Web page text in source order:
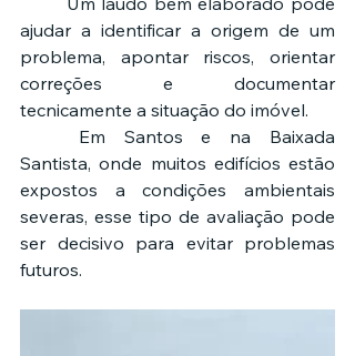
ajudar a identificar a origem de um
problema, apontar riscos, orientar
correções e documentar
tecnicamente a situação do imóvel.
Santista, onde muitos edifícios estão
expostos a condições ambientais
severas, esse tipo de avaliação pode
ser decisivo para evitar problemas
futuros.